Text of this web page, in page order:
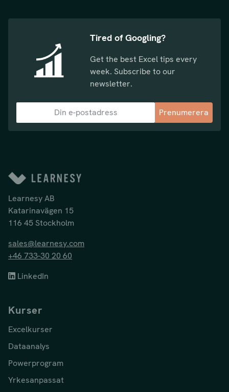
Tired of Googling?
Get the best Excel tips every
week. Subscribe to our
newsletter.
Prenumerera
Learnesy AB
Katarinavägen 15
116 45 Stockholm
sales@learnesy.com
+46 733-30 20 60
LinkedIn
Kurser
Excelkurser
Dataanalys
Powerprogram
Yrkesanpassat